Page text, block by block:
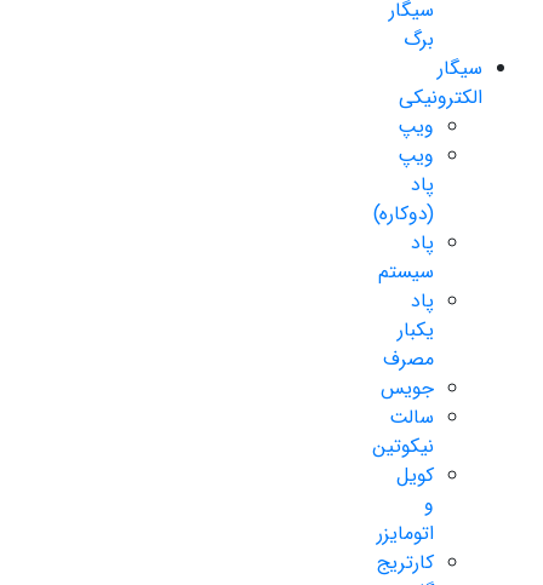
سیگار
برگ
سیگار
الکترونیکی
ویپ
ویپ
پاد
(دوکاره)
پاد
سیستم
پاد
یکبار
مصرف
جویس
سالت
نیکوتین
کویل
و
اتومایزر
کارتریج